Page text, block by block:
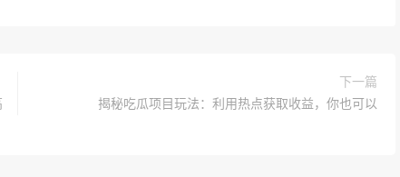
下一篇
揭秘吃瓜项目玩法：利用热点获取收益，你也可以